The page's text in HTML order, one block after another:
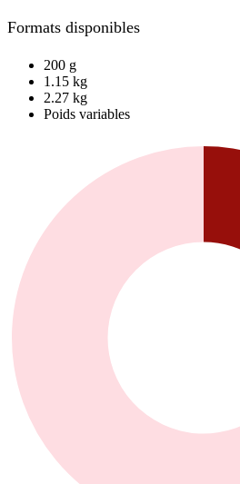
Formats disponibles
200 g
1.15 kg
2.27 kg
Poids variables